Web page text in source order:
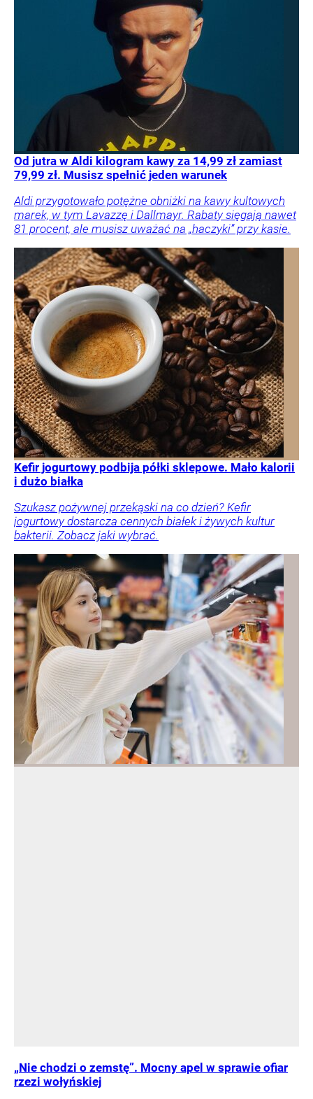
Od jutra w Aldi kilogram kawy za 14,99 zł zamiast
79,99 zł. Musisz spełnić jeden warunek
Aldi przygotowało potężne obniżki na kawy kultowych
marek, w tym Lavazzę i Dallmayr. Rabaty sięgają nawet
81 procent, ale musisz uważać na „haczyki” przy kasie.
Kefir jogurtowy podbija półki sklepowe. Mało kalorii
i dużo białka
Szukasz pożywnej przekąski na co dzień? Kefir
jogurtowy dostarcza cennych białek i żywych kultur
bakterii. Zobacz jaki wybrać.
„Nie chodzi o zemstę”. Mocny apel w sprawie ofiar
rzezi wołyńskiej